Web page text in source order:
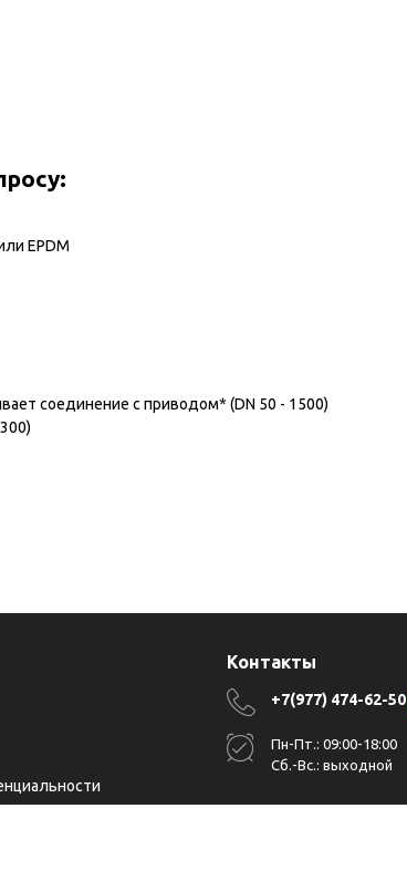
EPDM
соединение с приводом* (DN 50 - 1500)
Контакты
+7(977) 474-62-50
Пн-Пт.: 09:00-18:00
Сб.-Вс.: выходной